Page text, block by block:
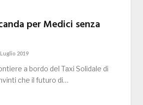
per Medici senza
Luglio 2019
a bordo del Taxi Solidale di
che il futuro di…